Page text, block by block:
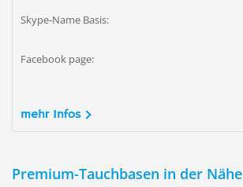
Skype-Name Basis:
Facebook page:
mehr Infos
Premium-Tauchbasen in der Nähe